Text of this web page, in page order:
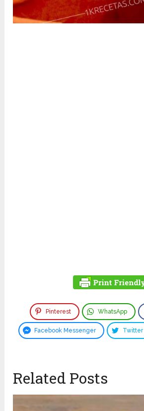
Pinterest WhatsApp
Facebook Messenger Twitter
Related Posts